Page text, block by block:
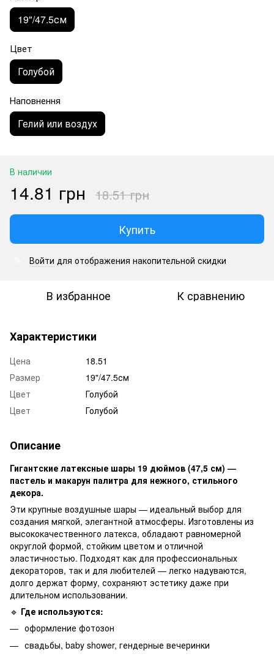
19"/47.5см
Цвет
Голубой
Наповнення
Гелий или воздух
В наличии
14.81 грн 18.51 грн
Купить
Войти для отображения накопительной скидки
В избранное К сравнению
Характеристики
Цена
18.51
Размер
19"/47.5см
Цвет
Голубой
Цвет
Голубой
Описание
Гигантские латексные шары 19 дюймов (47,5 см) —
пастель и макарун палитра для нежного, стильного
декора.
Эти крупные воздушные шары — идеальный выбор для
создания мягкой, элегантной атмосферы. Изготовлены из
высококачественного латекса, обладают равномерной
округлой формой, стойким цветом и отличной
эластичностью. Подходят как для профессиональных
декораторов, так и для любителей — легко надуваются,
долго держат форму, сохраняют эстетику даже при
длительном использовании.
🔹 Где используются:
оформление фотозон
свадьбы, baby shower, гендерные вечеринки